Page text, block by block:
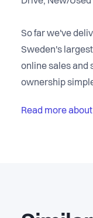
So far we've
Sweden's
online sales and
ownership
Read more